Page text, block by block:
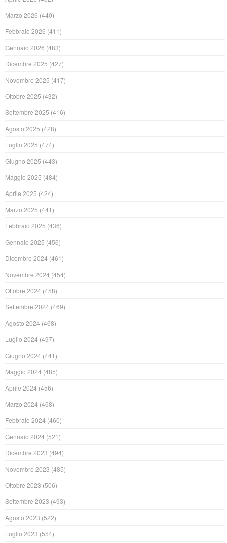
Marzo 2026 (440)
Febbraio 2026 (411)
Gennaio 2026 (483)
Dicembre 2025 (427)
Novembre 2025 (417)
Ottobre 2025 (432)
Settembre 2025 (416)
Agosto 2025 (428)
Luglio 2025 (474)
Giugno 2025 (443)
Maggio 2025 (484)
Aprile 2025 (424)
Marzo 2025 (441)
Febbraio 2025 (436)
Gennaio 2025 (456)
Dicembre 2024 (461)
Novembre 2024 (454)
Ottobre 2024 (458)
Settembre 2024 (469)
Agosto 2024 (468)
Luglio 2024 (497)
Giugno 2024 (441)
Maggio 2024 (485)
Aprile 2024 (456)
Marzo 2024 (468)
Febbraio 2024 (460)
Gennaio 2024 (521)
Dicembre 2023 (494)
Novembre 2023 (485)
Ottobre 2023 (506)
Settembre 2023 (493)
Agosto 2023 (522)
Luglio 2023 (554)